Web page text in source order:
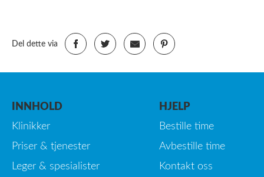
Del dette via
INNHOLD
Klinikker
Priser & tjenester
Leger & spesialister
HJELP
Bestille time
Avbestille time
Kontakt oss